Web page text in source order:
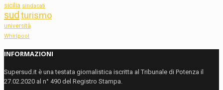
sicilia sindacati
sudturismo
università
Whirlpool
INFORMAZIONI
Supersud.it è una testata giornalistica iscritta al Tribunale di Potenza il
27.02.2020 al n° 490 del Registro Stampa.